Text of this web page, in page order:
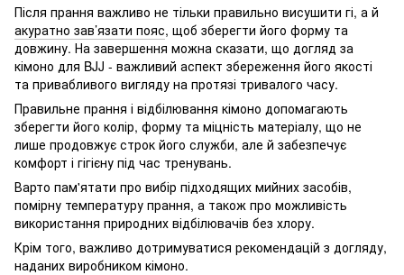
Після прання важливо не тільки правильно висушити гі, а й
акуратно зав’язати пояс, щоб зберегти його форму та
довжину. На завершення можна сказати, що догляд за
кімоно для BJJ - важливий аспект збереження його якості
та привабливого вигляду на протязі тривалого часу.
Правильне прання і відбілювання кімоно допомагають
зберегти його колір, форму та міцність матеріалу, що не
лише продовжує строк його служби, але й забезпечує
комфорт і гігієну під час тренувань.
Варто пам'ятати про вибір підходящих мийних засобів,
помірну температуру прання, а також про можливість
використання природних відбілювачів без хлору.
Крім того, важливо дотримуватися рекомендацій з догляду,
наданих виробником кімоно.